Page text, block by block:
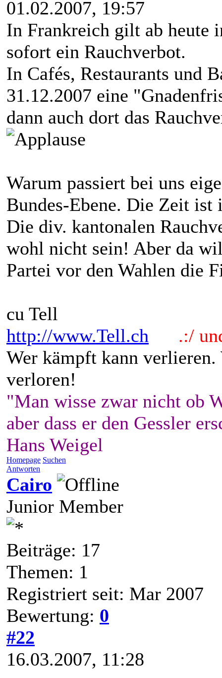
01.02.2007, 19:57
In Frankreich gilt ab heute
sofort ein Rauchverbot.
In Cafés, Restaurants und
31.12.2007 eine
dann auch dort das
Warum passiert bei uns
Bundes-Ebene. Die Zeit
Die div. kantonalen
wohl nicht sein! Aber da
Partei vor den Wahlen die
cu Tell
http://www.Tell.ch
.:/
Wer kämpft kann
verloren!
"Man wisse zwar nicht ob
aber dass er den Gessler
Hans Weigel
Homepage Suchen
Antworten
Cairo
Junior Member
Beiträge: 17
Themen: 1
Registriert seit: Mar 2007
Bewertung: 0
#22
16.03.2007, 11:28